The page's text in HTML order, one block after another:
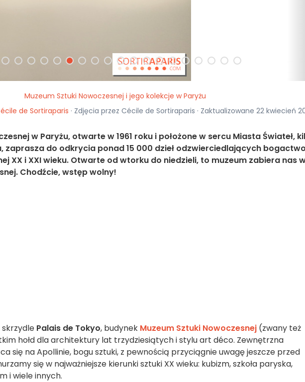
Muzeum Sztuki Nowoczesnej i jego kolekcje w Paryżu
de Sortiraparis · Zdjęcia przez Cécile de Sortiraparis · Zaktualizowane 22 kwiecień
w Paryżu, otwarte w 1961 roku i położone w sercu Miasta Świateł,
zaprasza do odkrycia ponad 15 000 dzieł odzwierciedlających
XX i XXI wieku. Otwarte od wtorku do niedzieli, to muzeum zabiera nas
Chodźcie, wstęp wolny!
skrzydle Palais de Tokyo, budynek Muzeum Sztuki Nowoczesnej (zwany też
hołd dla architektury lat trzydziesiątych i stylu art déco. Zewnętrzna
się na Apollinie, bogu sztuki, z pewnością przyciągnie uwagę jeszcze przed
się w najważniejsze kierunki sztuki XX wieku: kubizm, szkoła paryska,
i wiele innych.